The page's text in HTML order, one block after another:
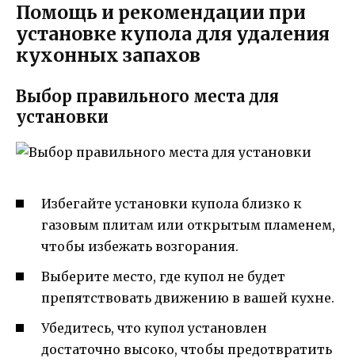
Помощь и рекомендации при
установке купола для удаления
кухонных запахов
Выбор правильного места для
установки
Избегайте установки купола близко к
газовым плитам или открытым пламенем,
чтобы избежать возгорания.
Выберите место, где купол не будет
препятствовать движению в вашей кухне.
Убедитесь, что купол установлен
достаточно высоко, чтобы предотвратить